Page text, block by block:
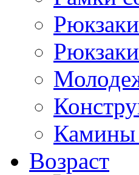
Камины
Возраст